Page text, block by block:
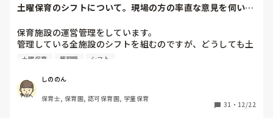
土曜保育のシフトについて。現場の方の率直な意見を伺いた
保育施設の運営管理をしています。
管理している全施設のシフトを組むのですが、どうしても土
曜保育だけは入れる方が少なく、いつも苦労しています。
て入職しているはずですが、いざ勤務が始まると一日も土曜
出勤が出来ない方ばかりです。
土曜保育 管理職 シフト
しののん
保育士, 保育園, 認可保育園, 学童保育
31 ・ 12/22